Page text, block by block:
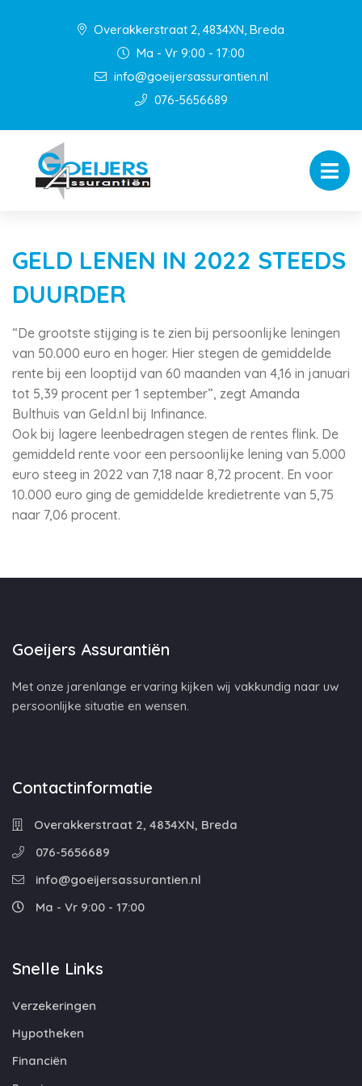
Overakkerstraat 2, 4834XN, Breda
Ma - Vr 9:00 - 17:00
info@goeijersassurantien.nl
076-5656689
GELD LENEN IN 2022 STEEDS
DUURDER
“De grootste stijging is te zien bij persoonlijke leningen
van 50.000 euro en hoger. Hier stegen de gemiddelde
rente bij een looptijd van 60 maanden van 4,16 in januari
tot 5,39 procent per 1 september”, zegt Amanda
Bulthuis van Geld.nl bij Infinance.
Ook bij lagere leenbedragen stegen de rentes flink. De
gemiddeld rente voor een persoonlijke lening van 5.000
euro steeg in 2022 van 7,18 naar 8,72 procent. En voor
10.000 euro ging de gemiddelde kredietrente van 5,75
naar 7,06 procent.
Goeijers Assurantiën
Met onze jarenlange ervaring kijken wij vakkundig naar uw
persoonlijke situatie en wensen.
Contactinformatie
Overakkerstraat 2, 4834XN, Breda
076-5656689
info@goeijersassurantien.nl
Ma - Vr 9:00 - 17:00
Snelle Links
Verzekeringen
Hypotheken
Financiën